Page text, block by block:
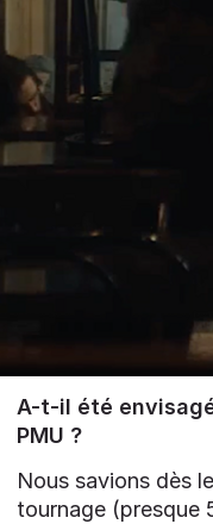
A-t-il été
PMU ?
Nous savions dès
tournage (presque